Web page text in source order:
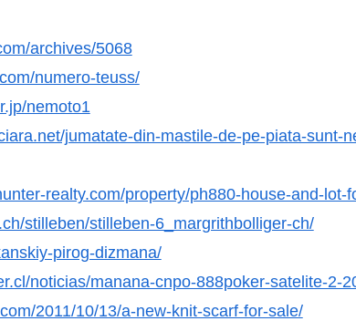
archives/5068
numero-teuss/
nemoto1
jumatate-din-mastile-de-pe-piata-sunt-
realty.com/property/ph880-house-and-lot-
stilleben/stilleben-6_margrithbolliger-ch/
pirog-dizmana/
noticias/manana-cnpo-888poker-satelite-2-
2011/10/13/a-new-knit-scarf-for-sale/